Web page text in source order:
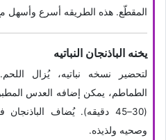
المقطّع. هذه الطریقه أسرع وأسهل
یخنه الباذنجان النباتیه
لتحضیر نسخه نباتیه، یُزال
الطماطم، یمکن إضافه العدس
(30–45 دقیقه). یُضاف
وصحیه ولذیذه.